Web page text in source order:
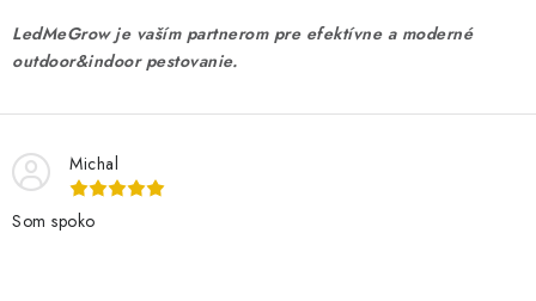
LedMeGrow je vaším partnerom pre efektívne a moderné
outdoor&indoor pestovanie.
Michal
Som spoko